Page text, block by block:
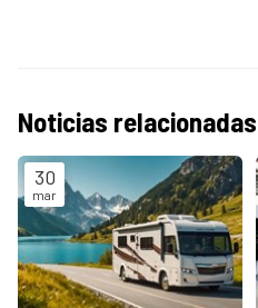
Noticias relacionadas
30
mar